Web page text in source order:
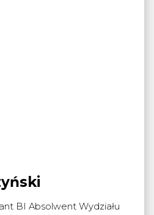
BI Absolwent Wydziału